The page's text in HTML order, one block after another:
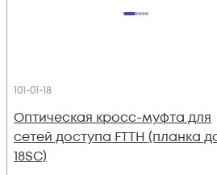
101-01-18
Оптическая кросс-муфта для
сетей доступа FTTH (планка
18SC)